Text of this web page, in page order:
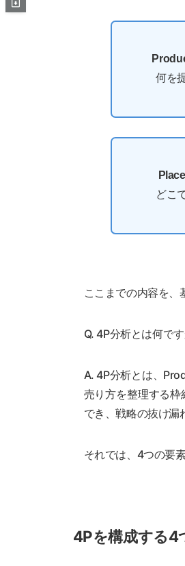
何を
どこ
ここまでの内容を、
Q. 4P分析とは何で
A. 4P分析とは、
売り方を整理する
でき、戦略の抜け漏
それでは、4つの要
4Pを構成する4